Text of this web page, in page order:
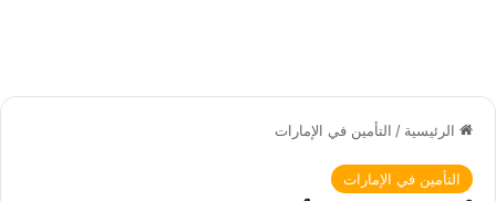
الرئيسية / التأمين في الإمارات
التأمين في الإمارات